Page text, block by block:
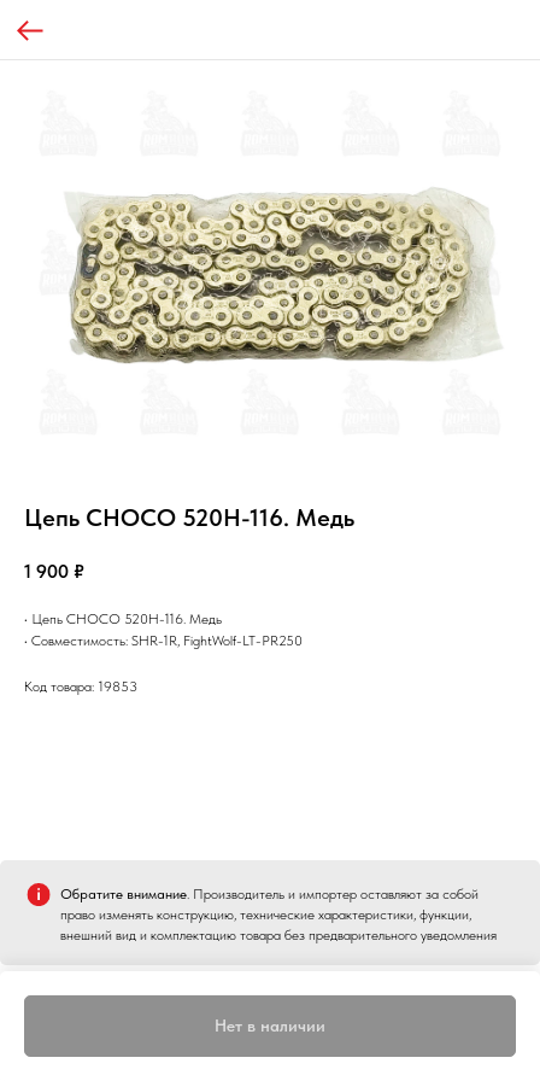
Цепь CHOCO 520H-116. Медь
1 900 ₽
Нет в наличии
• Цепь CHOCO 520H-116. Медь
• Совместимость: SHR-1R, FightWolf-LT-PR250
Код товара: 19853
Обратите внимание. Производитель и импортер оставляют за собой
право изменять конструкцию, технические характеристики, функции,
внешний вид и комплектацию товара без предварительного уведомления